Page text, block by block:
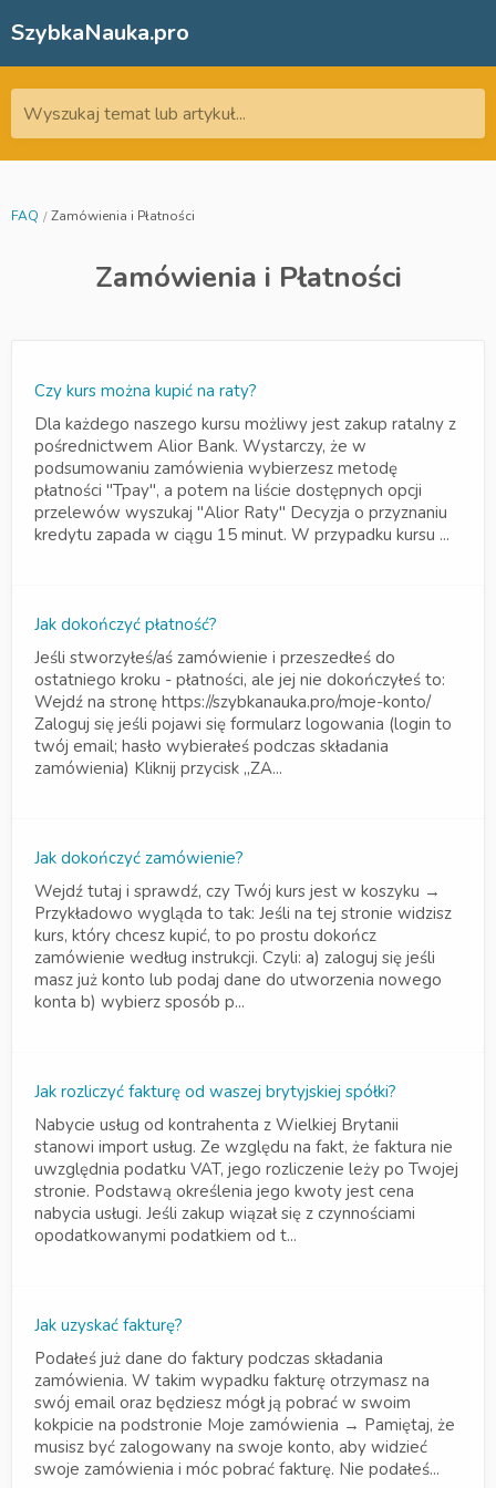
SzybkaNauka.pro
Wyszukaj temat lub artykuł...
FAQ Zamówienia i Płatności
Zamówienia i Płatności
Czy kurs można kupić na raty?
Dla każdego naszego kursu możliwy jest zakup ratalny z
pośrednictwem Alior Bank. Wystarczy, że w
podsumowaniu zamówienia wybierzesz metodę
płatności "Tpay", a potem na liście dostępnych opcji
przelewów wyszukaj "Alior Raty" Decyzja o przyznaniu
kredytu zapada w ciągu 15 minut. W przypadku kursu ...
Jak dokończyć płatność?
Jeśli stworzyłeś/aś zamówienie i przeszedłeś do
ostatniego kroku - płatności, ale jej nie dokończyłeś to:
Wejdź na stronę https://szybkanauka.pro/moje-konto/
Zaloguj się jeśli pojawi się formularz logowania (login to
twój email; hasło wybierałeś podczas składania
zamówienia) Kliknij przycisk „ZA...
Jak dokończyć zamówienie?
Wejdź tutaj i sprawdź, czy Twój kurs jest w koszyku →
Przykładowo wygląda to tak: Jeśli na tej stronie widzisz
kurs, który chcesz kupić, to po prostu dokończ
zamówienie według instrukcji. Czyli: a) zaloguj się jeśli
masz już konto lub podaj dane do utworzenia nowego
konta b) wybierz sposób p...
Jak rozliczyć fakturę od waszej brytyjskiej spółki?
Nabycie usług od kontrahenta z Wielkiej Brytanii
stanowi import usług. Ze względu na fakt, że faktura nie
uwzględnia podatku VAT, jego rozliczenie leży po Twojej
stronie. Podstawą określenia jego kwoty jest cena
nabycia usługi. Jeśli zakup wiązał się z czynnościami
opodatkowanymi podatkiem od t...
Jak uzyskać fakturę?
Podałeś już dane do faktury podczas składania
zamówienia. W takim wypadku fakturę otrzymasz na
swój email oraz będziesz mógł ją pobrać w swoim
kokpicie na podstronie Moje zamówienia → Pamiętaj, że
musisz być zalogowany na swoje konto, aby widzieć
swoje zamówienia i móc pobrać fakturę. Nie podałeś...